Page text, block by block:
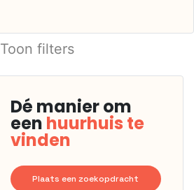
Toon filters
Dé manier om
een huurhuis te
vinden
Plaats een zoekopdracht